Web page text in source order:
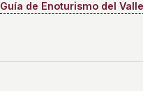
Guía de Enoturismo del